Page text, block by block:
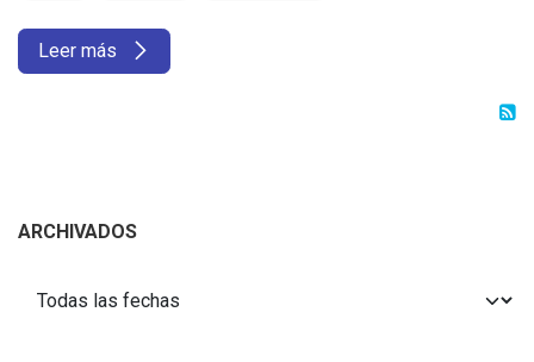
Leer más
ARCHIVADOS